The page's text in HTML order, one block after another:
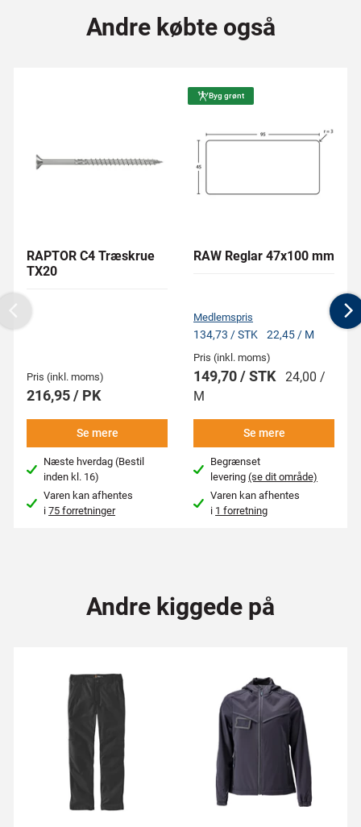
Andre købte også
RAPTOR C4 Træskrue
TX20
Pris (inkl. moms)
216,95 / PK
Se mere
Næste hverdag (Bestil
inden kl. 16)
Varen kan afhentes
i75 forretninger
Byg grønt
RAW Reglar 47x100 mm
Medlemspris
134,73 / STK 22,45 / M
Pris (inkl. moms)
149,70 / STK 24,00 /
M
Se mere
Begrænset
levering(se dit område)
Varen kan afhentes
i 1 forretning
Previous
Andre kiggede på